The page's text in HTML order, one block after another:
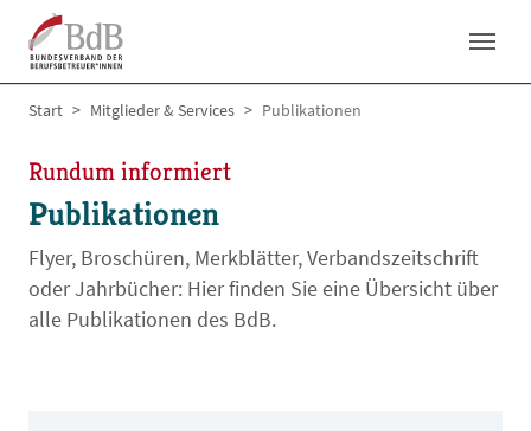
Skip to main navigation
Skip to main content
Skip to page footer
You are here:
Start Mitglieder & Services Publikationen
Rundum informiert
Publikationen
Flyer, Broschüren, Merkblätter, Verbandszeitschrift
oder Jahrbücher: Hier finden Sie eine Übersicht über
alle Publikationen des BdB.